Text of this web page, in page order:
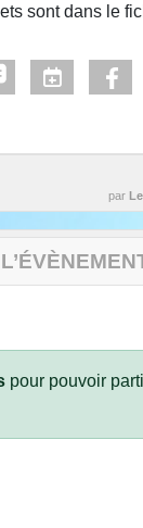
sont dans le
par
pour pouvoir